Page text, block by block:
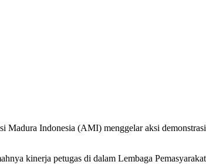
Madura Indonesia (AMI) menggelar aksi
kinerja petugas di dalam Lembaga